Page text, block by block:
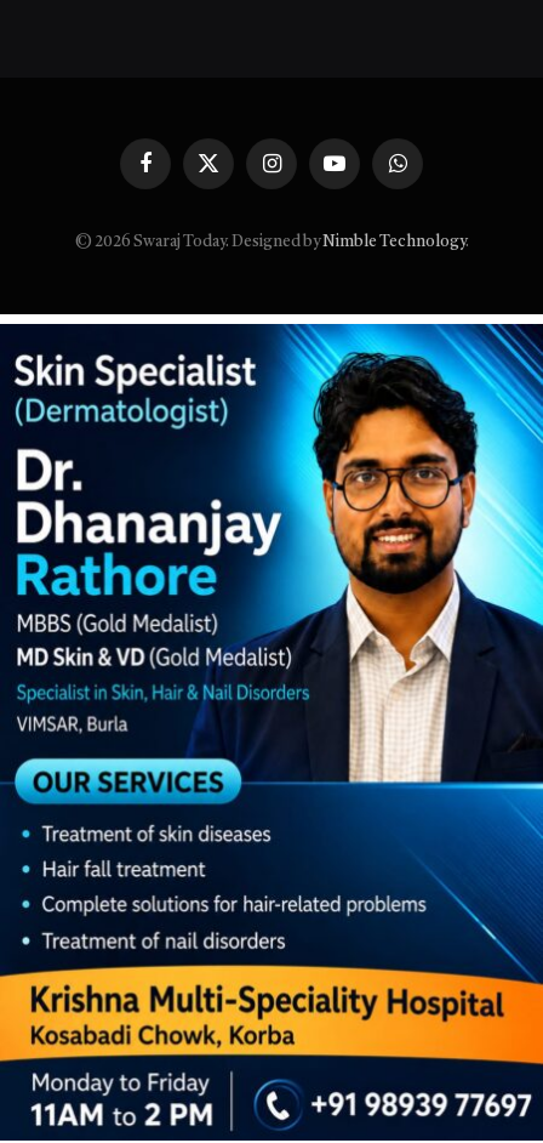
FacebookX
InstagramYouTubeWhatsApp
© 2026 Swaraj Today. Designed byNimble Technology.